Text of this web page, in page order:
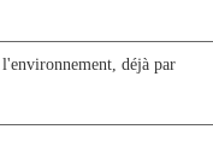
déjà par